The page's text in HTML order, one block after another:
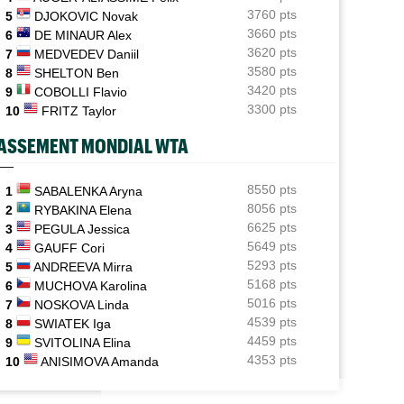
Tous les résultats du samedi 8 août 2026 et de la nuit
07:35
ATP - Montréal
Joao Fonseca a taquiné Djokovic : "Il dit ça parce qu'il
vieillit"
07:10
ATP - Montréal
Alexander Zverev s'est raté : "Le pire match de ma
saison"
ATP - Blessure
Frances Tiafoe opéré de la main droite après son
abandon
Carnet Rose
Caroline Garcia est devenue la maman d’un petit
Pablo...
5
DJOKOVIC Novak
3760 pts
6
DE MINAUR Alex
3660 pts
7
MEDVEDEV Daniil
3620 pts
8
SHELTON Ben
3580 pts
9
COBOLLI Flavio
3420 pts
10
FRITZ Taylor 3300 pts
MONDIAL WTA
1 SABALENKA Aryna
8550 pts
2
RYBAKINA Elena
8056 pts
3
PEGULA Jessica
6625 pts
4
GAUFF Cori
5649 pts
5
ANDREEVA Mirra
5293 pts
6
MUCHOVA Karolina
5168 pts
7
NOSKOVA Linda
5016 pts
8
SWIATEK Iga
4539 pts
9
SVITOLINA Elina
4459 pts
10
ANISIMOVA Amanda 4353 pts